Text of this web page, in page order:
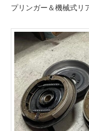
プリンガー＆機械式リ